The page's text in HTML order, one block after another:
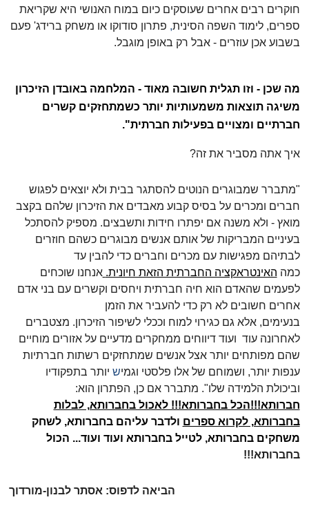
חוקרים רבים אחרים שעוסקים כיום במוח האנושי היא שקריאת
ספרים, לימוד השפה הסינית, פתרון סודוקו או משחק ברידג' פעם
בשבוע אכן עוזרים - אבל רק באופן מוגבל.
מה שכן - וזו תגלית חשובה מאוד - המלחמה באובדן הזיכרון
משיגה תוצאות משמעותיות יותר כשמתחזקים קשרים
חברתיים ומצויים בפעילות חברתית".
איך אתה מסביר את זה?
"מתברר שמבוגרים הנוטים להסתגר בבית ולא יוצאים לפגוש
חברים ומכרים על בסיס קבוע מאבדים את הזיכרון שלהם בקצב
מואץ - ולא משנה אם יפתרו חידות ותשבצים. מספיק להסתכל
בעיניים המבריקות של אותם אנשים מבוגרים כשהם חוזרים
לבתיהם מפגישות עם מכרים וחברים כדי להבין עד
כמה האינטראקציה החברתית הזאת חיונית. אנחנו שוכחים
לפעמים שהאדם הוא חיה חברתית ויחסים וקשרים עם בני אדם
אחרים חשובים לא רק כדי להעביר את הזמן
בנעימים, אלא גם כגירוי למוח וככלי לשיפור הזיכרון. מצטברים
לאחרונה עוד ועוד דיווחים ממחקרים מדעיים על אזורים מוחיים
שהם מפותחים יותר אצל אנשים שמתחזקים רשתות חברתיות
ענפות יותר, ושמוחם של אלו פלסטי וגמיש יותר בתפקודיו
וביכולת הלמידה שלו". מתברר אם כן, הפתרון הוא:
חברותא!!!הכל בחברותא!!! לאכול בחברותא, לבלות
בחברותא, לקרוא ספרים ולדבר עליהם בחברותא, לשחק
משחקים בחברותא, לטייל בחברותא ועוד ועוד... הכול
בחברותא!!!
הביאה לדפוס: אסתר לבנון-מורדוך